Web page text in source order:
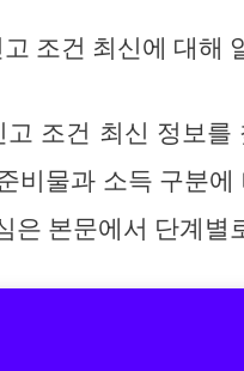
조건 최신에 대해
조건 최신 정보
비물과 소득 구분
은 본문에서 단계별